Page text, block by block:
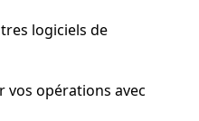
logiciels de
vos opérations avec